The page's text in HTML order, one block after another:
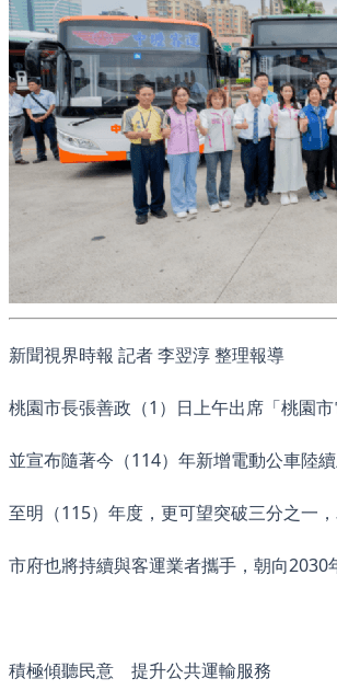
新聞視界時報 記者 李翌淳 整理報導
桃園市長張善政（1）日上午出席「桃園市
並宣布隨著今（114）年新增電動公車陸
至明（115）年度，更可望突破三分之一
市府也將持續與客運業者攜手，朝向2030
積極傾聽民意 提升公共運輸服務